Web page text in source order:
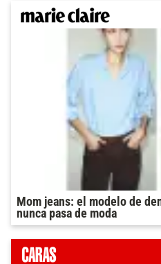
Mom jeans: el modelo de
nunca pasa de moda